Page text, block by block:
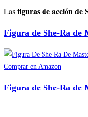
Lasfiguras de acción de
Figura de She-Ra de
Comprar en Amazon
Figura de She-Ra de